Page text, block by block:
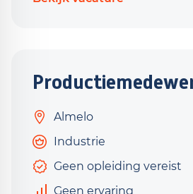
Almelo
Industrie
Geen opleiding vereist
Geen ervaring